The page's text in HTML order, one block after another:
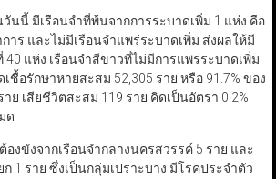
นนี้ มีเรือนจำที่พ้นจากการระบาดเพิ่ม 1 แห่ง คือ
าร และไม่มีเรือนจำแพร่ระบาดเพิ่ม ส่งผลให้มี
40 แห่ง เรือนจำสีขาวที่ไม่มีการแพร่ระบาดเพิ่ม
ชื้อรักษาหายสะสม 52,305 ราย หรือ 91.7% ของ
ย เสียชีวิตสะสม 119 ราย คิดเป็นอัตรา 0.2%
ด
องขังจากเรือนจำกลางนครสวรรค์ 5 ราย และ
1 ราย ซึ่งเป็นกลุ่มเปราะบาง มีโรคประจำตัว